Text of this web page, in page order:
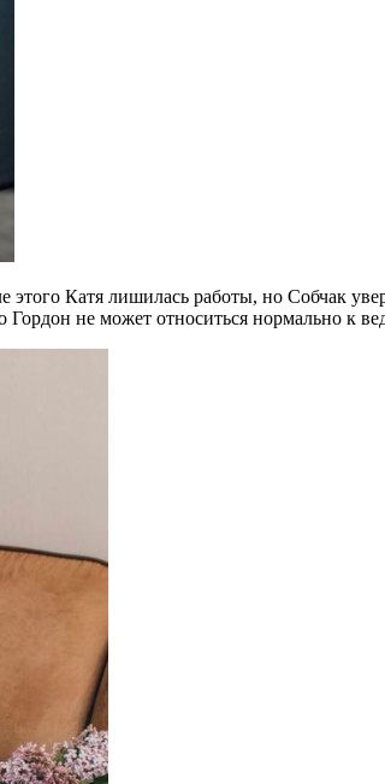
Катя лишилась работы, но Собчак
не может относиться нормально к